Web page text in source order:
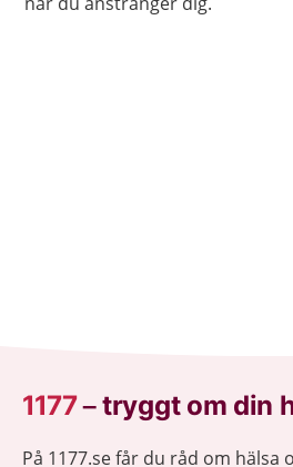
1177–tryggt om din
På 1177.se får du råd om